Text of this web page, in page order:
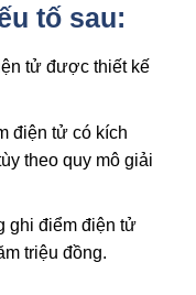
tố sau:
tử được thiết kế
điện tử có kích
theo quy mô giải
ghi điểm điện tử
triệu đồng.